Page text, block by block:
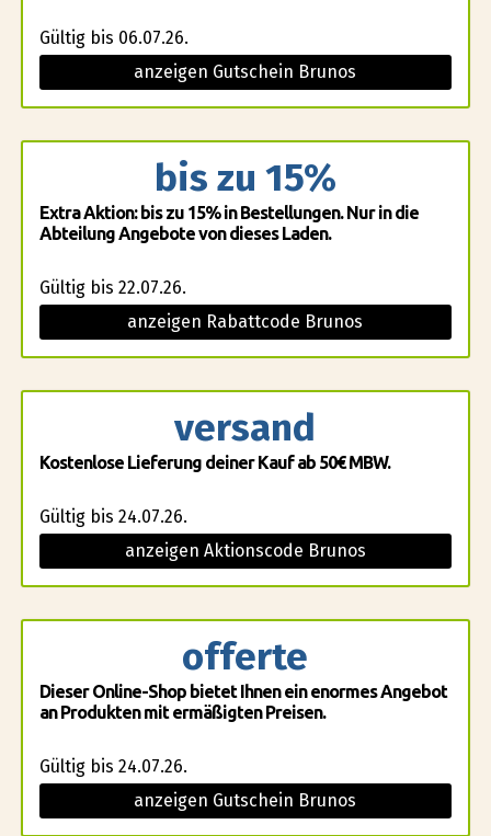
Gültig bis 06.07.26.
anzeigen Gutschein Brunos
bis zu 15%
Extra Aktion: bis zu 15% in Bestellungen. Nur in die
Abteilung Angebote von dieses Laden.
Gültig bis 22.07.26.
anzeigen Rabattcode Brunos
versand
Kostenlose Lieferung deiner Kauf ab 50€ MBW.
Gültig bis 24.07.26.
anzeigen Aktionscode Brunos
offerte
Dieser Online-Shop bietet Ihnen ein enormes Angebot
an Produkten mit ermäßigten Preisen.
Gültig bis 24.07.26.
anzeigen Gutschein Brunos